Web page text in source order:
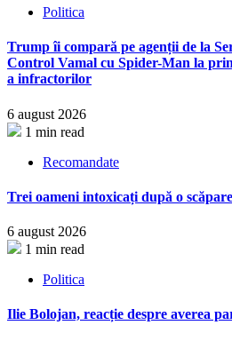
Politica
Trump îi compară pe agenții de la
Control Vamal cu Spider-Man la
a infractorilor
6 august 2026
1 min read
Recomandate
Trei oameni intoxicați după o
6 august 2026
1 min read
Politica
Ilie Bolojan, reacție despre averea